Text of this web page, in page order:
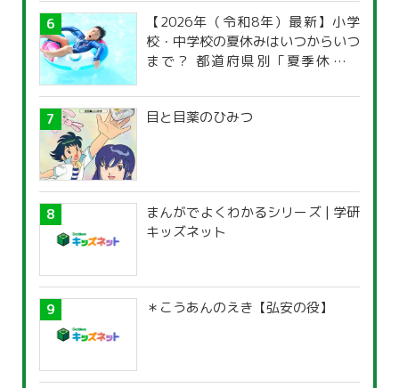
【2026年（令和8年）最新】小学
校・中学校の夏休みはいつからいつ
まで？ 都道府県別「夏季休暇一
目と目薬のひみつ
まんがでよくわかるシリーズ | 学研
キッズネット
＊こうあんのえき【弘安の役】